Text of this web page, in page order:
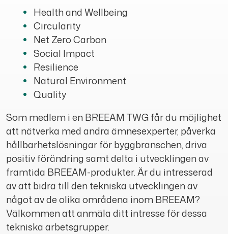
Health and Wellbeing
Circularity
Net Zero Carbon
Social Impact
Resilience
Natural Environment
Quality
Som medlem i en BREEAM TWG får du möjlighet
att nätverka med andra ämnesexperter, påverka
hållbarhetslösningar för byggbranschen, driva
positiv förändring samt delta i utvecklingen av
framtida BREEAM-produkter. Är du intresserad
av att bidra till den tekniska utvecklingen av
något av de olika områdena inom BREEAM?
Välkommen att anmäla ditt intresse för dessa
tekniska arbetsgrupper.